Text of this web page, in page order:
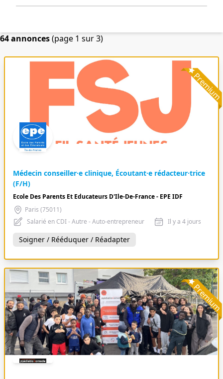
64 annonces(page 1 sur 3)
Médecin conseiller·e clinique, Écoutant·e rédacteur·trice
(F/H)
Ecole Des Parents Et Educateurs D'Ile-De-France - EPE IDF
Paris (75011)
Salarié en CDI - Autre - Auto-entrepreneur
Il y a 4 jours
Soigner / Rééduquer / Réadapter